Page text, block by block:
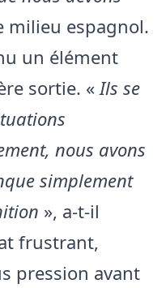
milieu espagnol.
un élément
sortie. « Ils se
nous avons
simplement
», a-t-il
frustrant,
pression avant